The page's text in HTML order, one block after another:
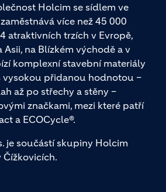
Holcim se sídlem ve
více než 45 000
atraktivních trzích v Evropě,
Asii, na Blízkém východě a v
komplexní stavební materiály
vysokou přidanou hodnotou –
až po střechy a stěny –
značkami, mezi které patří
a ECOCycle®.
je součástí skupiny Holcim
Čížkovicích.